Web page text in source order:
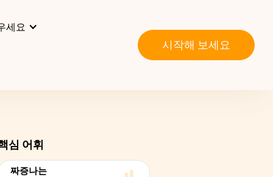
세요
시작해 보세요
심 어휘
짜증나는